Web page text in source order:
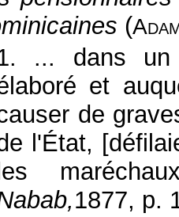
(
... dans
et
de
l'État,
les
1877, p.